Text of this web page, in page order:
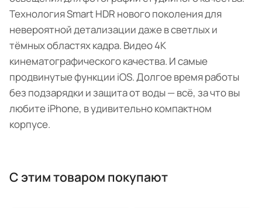
Технология Smart HDR нового поколения для
невероятной детализации даже в светлых и
тёмных областях кадра. Видео 4K
кинематографического качества. И самые
продвинутые функции iOS. Долгое время работы
без подзарядки и защита от воды — всё, за что вы
любите iPhone, в удивительно компактном
корпусе.
С этим товаром покупают